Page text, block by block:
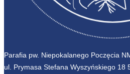
Parafia pw. Niepokalanego Poczęcia
ul. Prymasa Stefana Wyszyńskiego 18